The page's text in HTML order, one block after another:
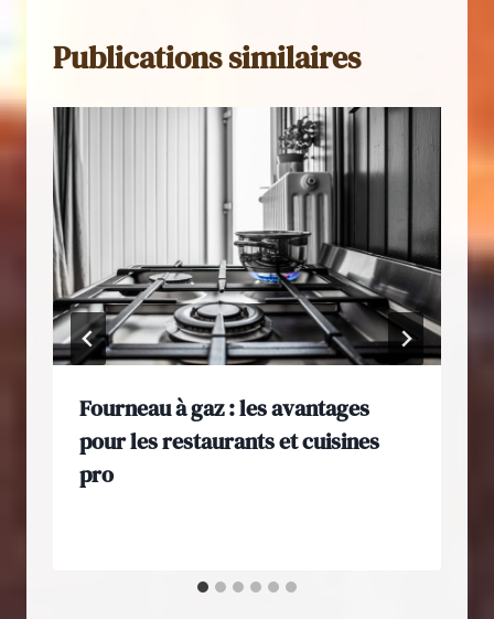
Publications similaires
Fourneau à gaz : les avantages
pour les restaurants et cuisines
pro